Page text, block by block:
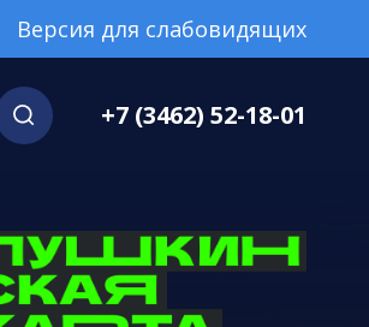
Версия для слабовидящих
+7 (3462) 52-18-01